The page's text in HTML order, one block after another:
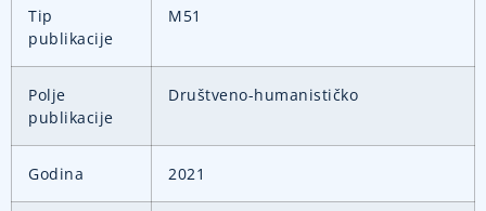
Tip
publikacije
M51
Polje
publikacije
Društveno-humanističko
Godina 2021